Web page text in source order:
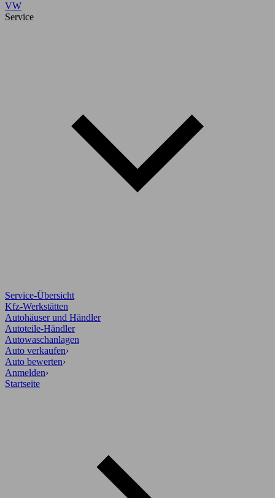
VW
Service
Service-Übersicht
Kfz-Werkstätten
Autohäuser und Händler
Autoteile-Händler
Autowaschanlagen
Auto verkaufen›
Auto bewerten›
Anmelden›
Startseite